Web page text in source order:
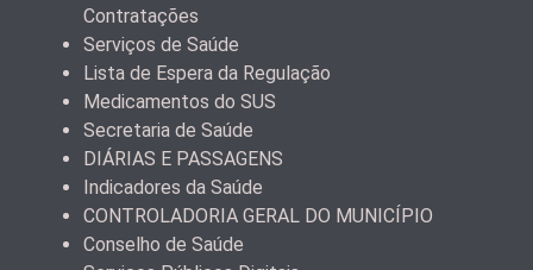
Contratações
Serviços de Saúde
Lista de Espera da Regulação
Medicamentos do SUS
Secretaria de Saúde
DIÁRIAS E PASSAGENS
Indicadores da Saúde
CONTROLADORIA GERAL DO MUNICÍPIO
Conselho de Saúde